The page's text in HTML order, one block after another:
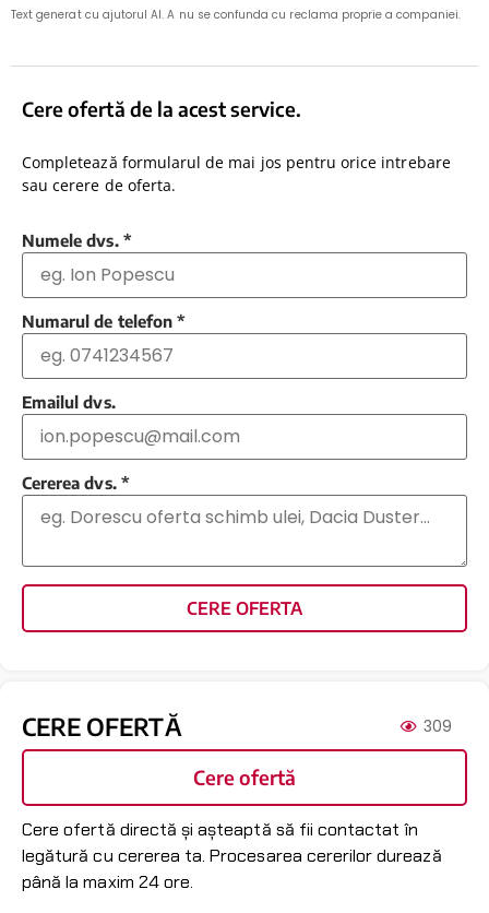
Text generat cu ajutorul AI. A nu se confunda cu reclama proprie a companiei.
Cere ofertă de la acest service.
Completează formularul de mai jos pentru orice intrebare
sau cerere de oferta.
Numele dvs. *
Numarul de telefon *
Emailul dvs.
Cererea dvs. *
CERE OFERTA
CERE OFERTĂ 309
Cere ofertă
Cere ofertă directă și așteaptă să fii contactat în
legătură cu cererea ta. Procesarea cererilor durează
până la maxim 24 ore.